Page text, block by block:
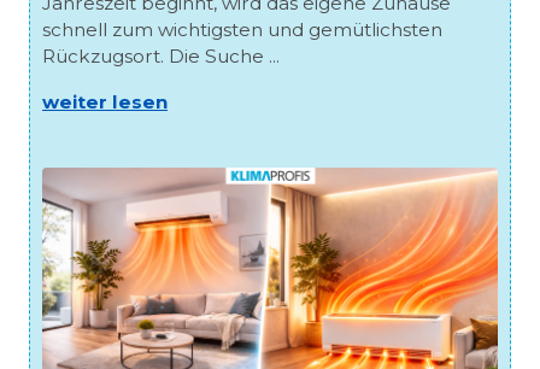
schnell zum wichtigsten und gemütlichsten
Rückzugsort. Die Suche ...
weiter lesen